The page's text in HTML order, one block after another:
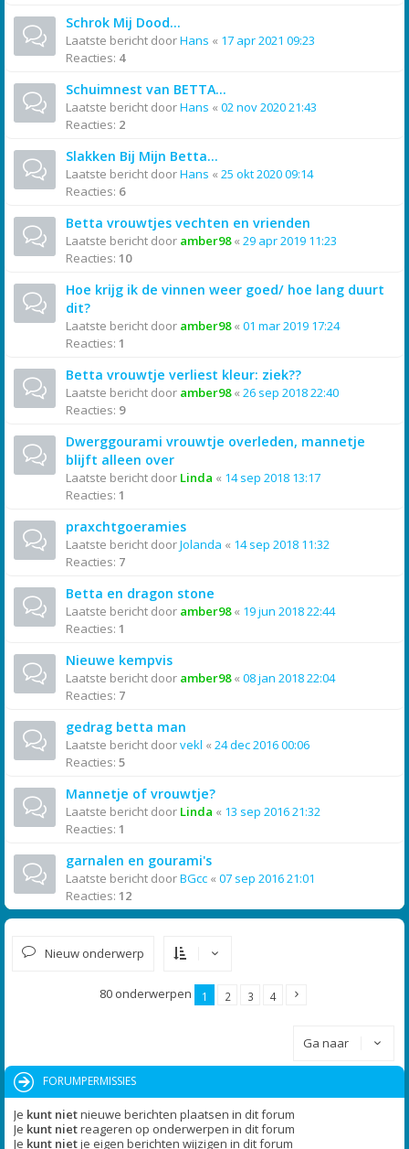
Schrok Mij Dood...
Laatste bericht doorHans « 17 apr 2021 09:23
Reacties: 4
Schuimnest van BETTA...
Laatste bericht doorHans « 02 nov 2020 21:43
Reacties: 2
Slakken Bij Mijn Betta...
Laatste bericht doorHans « 25 okt 2020 09:14
Reacties: 6
Betta vrouwtjes vechten en vrienden
Laatste bericht door amber98« 29 apr 2019 11:23
Reacties: 10
Hoe krijg ik de vinnen weer goed/ hoe lang duurt
dit?
Laatste bericht door amber98« 01 mar 2019 17:24
Reacties: 1
Betta vrouwtje verliest kleur: ziek??
Laatste bericht door amber98« 26 sep 2018 22:40
Reacties: 9
Dwerggourami vrouwtje overleden, mannetje
blijft alleen over
Laatste bericht door Linda « 14 sep 2018 13:17
Reacties: 1
praxchtgoeramies
Laatste bericht doorJolanda « 14 sep 2018 11:32
Reacties: 7
Betta en dragon stone
Laatste bericht door amber98« 19 jun 2018 22:44
Reacties: 1
Nieuwe kempvis
Laatste bericht door amber98« 08 jan 2018 22:04
Reacties: 7
gedrag betta man
Laatste bericht doorvekl « 24 dec 2016 00:06
Reacties: 5
Mannetje of vrouwtje?
Laatste bericht door Linda « 13 sep 2016 21:32
Reacties: 1
garnalen en gourami's
Laatste bericht doorBGcc « 07 sep 2016 21:01
Reacties: 12
Nieuw onderwerp
80 onderwerpen 1 2 3 4
Ga naar
FORUMPERMISSIES
Je kunt nietnieuwe berichten plaatsen in dit forum
Je kunt nietreageren op onderwerpen in dit forum
Je kunt nietje eigen berichten wijzigen in dit forum